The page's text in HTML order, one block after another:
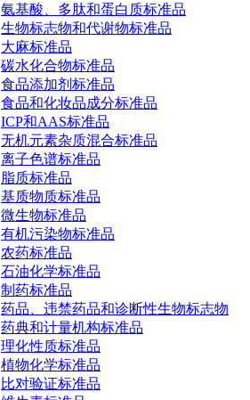
氨基酸、多肽和蛋白质标准品
生物标志物和代谢物标准品
大麻标准品
碳水化合物标准品
食品添加剂标准品
食品和化妆品成分标准品
ICP和AAS标准品
无机元素杂质混合标准品
离子色谱标准品
脂质标准品
基质物质标准品
微生物标准品
有机污染物标准品
农药标准品
石油化学标准品
制药标准品
药品、违禁药品和诊断性生物标志物
药典和计量机构标准品
理化性质标准品
植物化学标准品
比对验证标准品